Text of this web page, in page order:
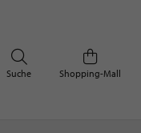
Shopping-Mall
Suche